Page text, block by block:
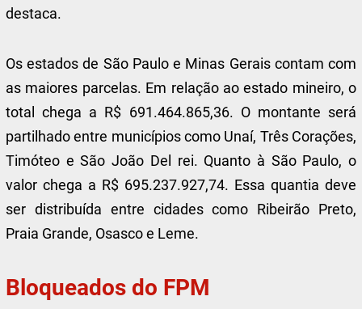
destaca.
Os estados de São Paulo e Minas Gerais contam com
as maiores parcelas. Em relação ao estado mineiro, o
total chega a R$ 691.464.865,36. O montante será
partilhado entre municípios como Unaí, Três Corações,
Timóteo e São João Del rei. Quanto à São Paulo, o
valor chega a R$ 695.237.927,74. Essa quantia deve
ser distribuída entre cidades como Ribeirão Preto,
Praia Grande, Osasco e Leme.
Bloqueados do FPM